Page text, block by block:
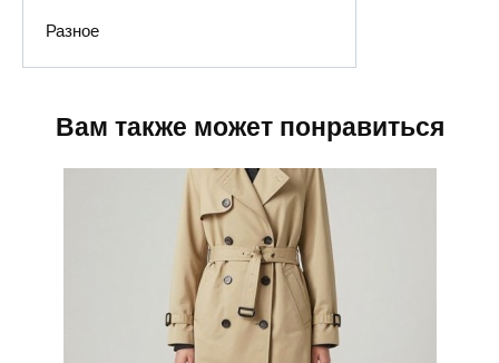
Разное
Вам также может понравиться